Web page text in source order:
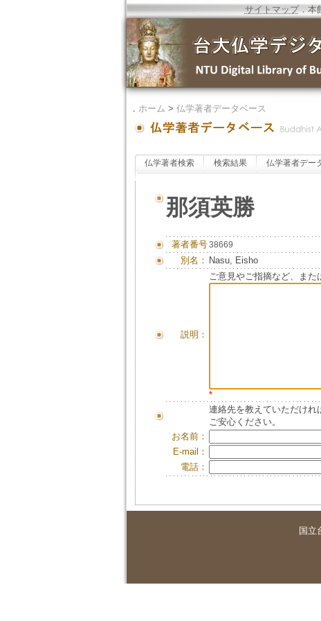
サイトマップ．本
． ホーム > 仏学著者データベース
仏学著者検索 検索結果 仏学著者デー
那須英勝
著者番号38669
別名： Nasu, Eisho
説明：
ご意見やご指摘など、また
*
連絡先を教えていただけれ
ご安心ください。
お名前：
E-mail：
電話：
国立